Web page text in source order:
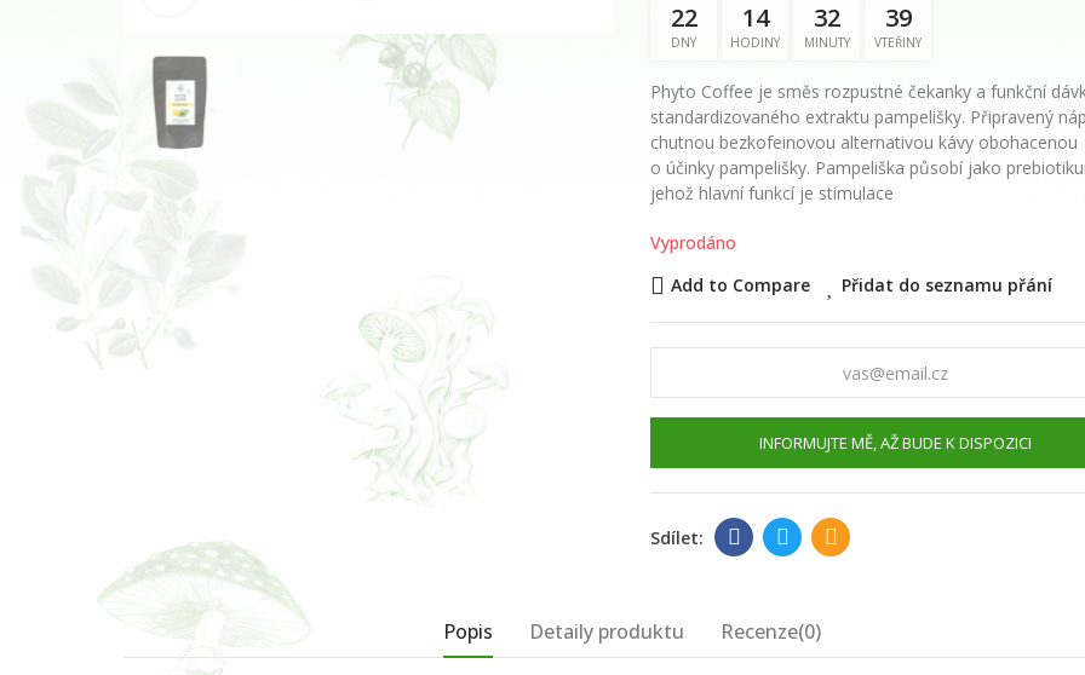
22
DNY
14
HODINY
32
MINUTY
38
VTEŘINY
Phyto Coffee je směs rozpustné čekanky a funkční
standardizovaného extraktu pampelišky. Připravený
chutnou bezkofeinovou alternativou kávy obohacenou
o účinky pampelišky. Pampeliška působí jako
jehož hlavní funkcí je stimulace
Vyprodáno
Add to Compare
Přidat do seznamu přání
INFORMUJTE MĚ, AŽ BUDE K DISPOZICI
Popis Detaily produktu Recenze(0)
WAYUSA GREEN
celé
listy 100g